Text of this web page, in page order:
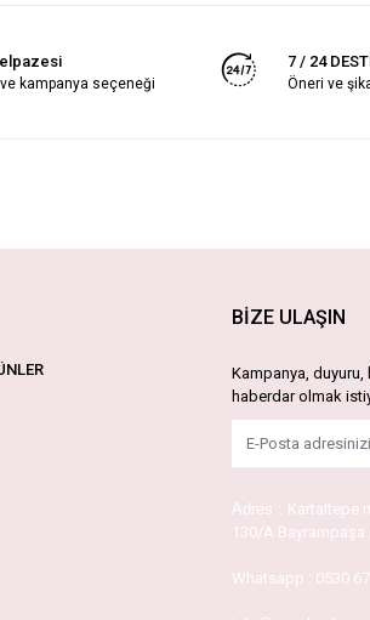
kampanya seçeneği
7 / 24
Öneri ve
BİZE ULAŞIN
Kampanya,
haberdar olmak
Adres : Kartaltepe
130/A Bayrampaşa
Whatsapp : 0530